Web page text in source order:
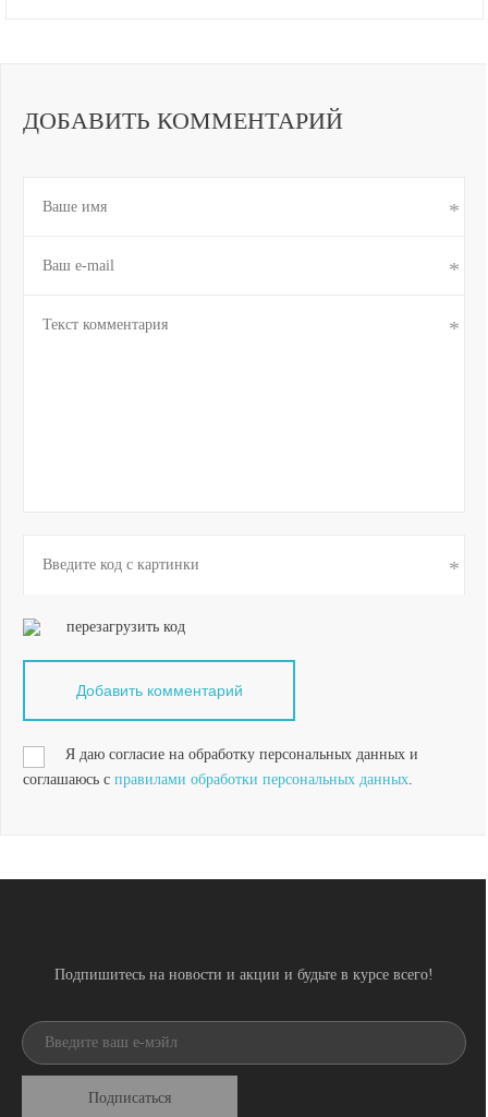
ДОБАВИТЬ КОММЕНТАРИЙ
перезагрузить код
Я даю согласие на обработку персональных данных и
соглашаюсь с правилами обработки персональных данных
Подпишитесь на новости и акции и будьте в курсе всего!
Подписаться